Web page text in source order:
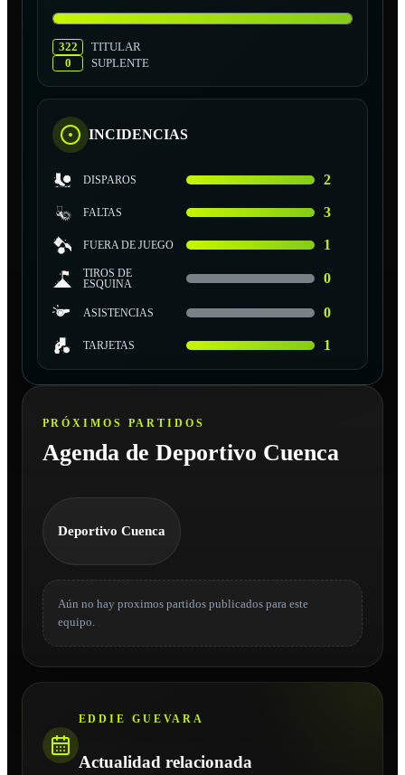
322
TITULAR
0
SUPLENTE
INCIDENCIAS
DISPAROS 2
FALTAS 3
FUERA DE JUEGO 1
TIROS DE
ESQUINA
0
ASISTENCIAS 0
TARJETAS 1
PRÓXIMOS PARTIDOS
Agenda de Deportivo Cuenca
Deportivo Cuenca
Aún no hay proximos partidos publicados para este
equipo.
EDDIE GUEVARA
Actualidad relacionada